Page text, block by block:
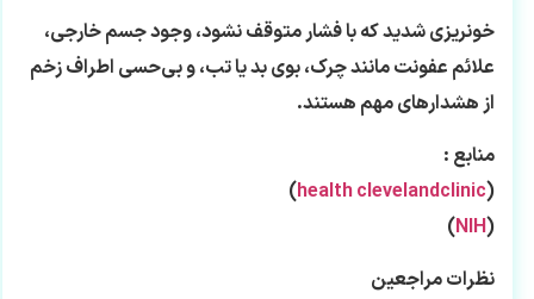
خونریزی شدید که با فشار متوقف نشود، وجود جسم خارجی،
علائم عفونت مانند چرک، بوی بد یا تب، و بی‌حسی اطراف زخم
از هشدارهای مهم هستند.
منابع :
health clevelandclinic
)
NIH
)
نظرات مراجعین